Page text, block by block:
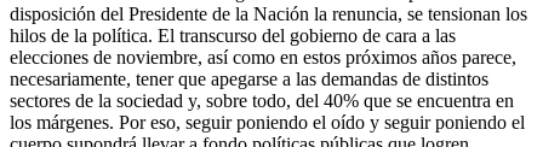
disposición del Presidente de la Nación la renuncia, se tensionan los
hilos de la política. El transcurso del gobierno de cara a las
elecciones de noviembre, así como en estos próximos años parece,
necesariamente, tener que apegarse a las demandas de distintos
sectores de la sociedad y, sobre todo, del 40% que se encuentra en
los márgenes. Por eso, seguir poniendo el oído y seguir poniendo el